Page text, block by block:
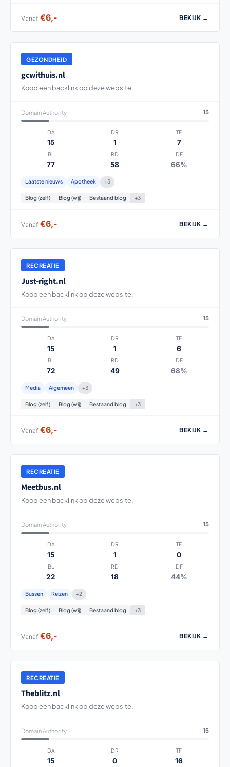
Vanaf €6,- BEKIJK →
GEZONDHEID
gcwithuis.nl
Koop een backlink op deze website.
Domain Authority 15
DA
15
DR
1
TF
7
BL
77
RD
58
DF
66%
Laatste nieuws Apotheek +3
Blog (zelf) Blog (wij) Bestaand blog +3
Vanaf €6,- BEKIJK →
RECREATIE
Just-right.nl
Koop een backlink op deze website.
Domain Authority 15
DA
15
DR
1
TF
6
BL
72
RD
49
DF
68%
Media Algemeen +3
Blog (zelf) Blog (wij) Bestaand blog +3
Vanaf €6,- BEKIJK →
RECREATIE
Meetbus.nl
Koop een backlink op deze website.
Domain Authority 15
DA
15
DR
1
TF
0
BL
22
RD
18
DF
44%
Bussen Reizen +2
Blog (zelf) Blog (wij) Bestaand blog +3
Vanaf €6,- BEKIJK →
RECREATIE
Theblitz.nl
Koop een backlink op deze website.
Domain Authority 15
DA
15
DR
0
TF
16